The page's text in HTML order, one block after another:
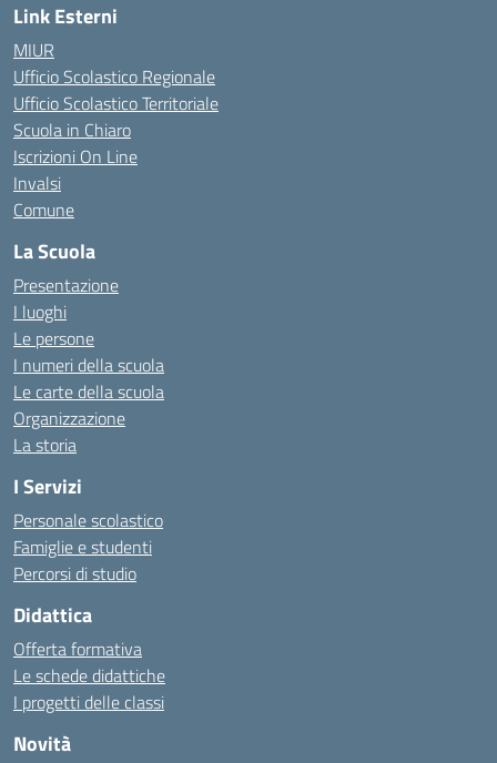
Link Esterni
MIUR
Ufficio Scolastico Regionale
Ufficio Scolastico Territoriale
Scuola in Chiaro
Iscrizioni On Line
Invalsi
Comune
La Scuola
Presentazione
I luoghi
Le persone
I numeri della scuola
Le carte della scuola
Organizzazione
La storia
I Servizi
Personale scolastico
Famiglie e studenti
Percorsi di studio
Didattica
Offerta formativa
Le schede didattiche
I progetti delle classi
Novità